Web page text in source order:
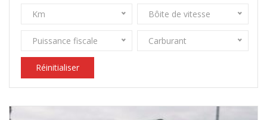
Km Bôite de vitesse
Puissance fiscale Carburant
Réinitialiser